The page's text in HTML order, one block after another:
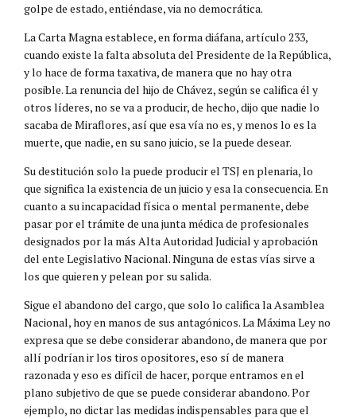
golpe de estado, entiéndase, via no democrática.
La Carta Magna establece, en forma diáfana, artículo 233,
cuando existe la falta absoluta del Presidente de la República,
y lo hace de forma taxativa, de manera que no hay otra
posible. La renuncia del hijo de Chávez, según se califica él y
otros líderes, no se va a producir, de hecho, dijo que nadie lo
sacaba de Miraflores, así que esa vía no es, y menos lo es la
muerte, que nadie, en su sano juicio, se la puede desear.
Su destitución solo la puede producir el TSJ en plenaria, lo
que significa la existencia de un juicio y esa la consecuencia. En
cuanto a su incapacidad física o mental permanente, debe
pasar por el trámite de una junta médica de profesionales
designados por la más Alta Autoridad Judicial y aprobación
del ente Legislativo Nacional. Ninguna de estas vías sirve a
los que quieren y pelean por su salida.
Sigue el abandono del cargo, que solo lo califica la Asamblea
Nacional, hoy en manos de sus antagónicos. La Máxima Ley no
expresa que se debe considerar abandono, de manera que por
allí podrían ir los tiros opositores, eso sí de manera
razonada y eso es difícil de hacer, porque entramos en el
plano subjetivo de que se puede considerar abandono. Por
ejemplo, no dictar las medidas indispensables para que el